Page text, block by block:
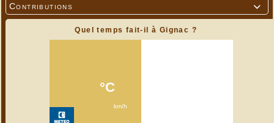

Contributions
Quel temps fait-il à Gignac ?